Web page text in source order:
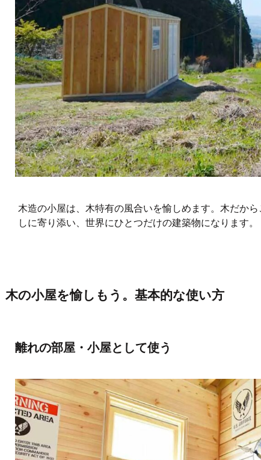
木造の小屋は、木特有の風合いを愉しめます。木だか
しに寄り添い、世界にひとつだけの建築物になります。
木の小屋を愉しもう。基本的な使い方
離れの部屋・小屋として使う